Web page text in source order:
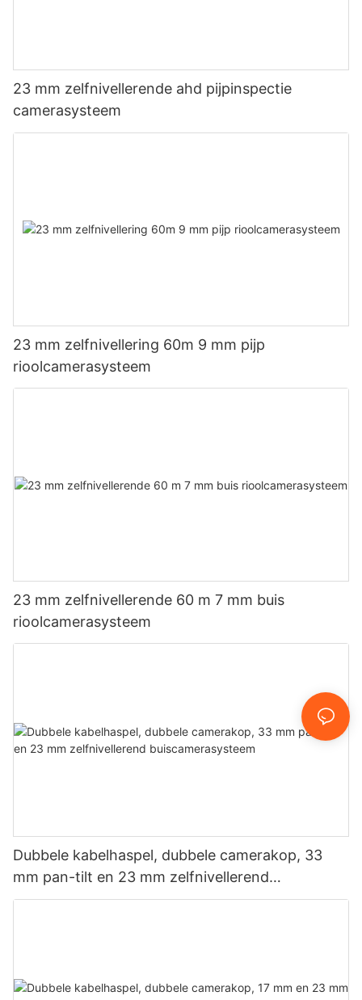
23 mm zelfnivellerende ahd pijpinspectie
camerasysteem
23 mm zelfnivellering 60m 9 mm pijp
rioolcamerasysteem
23 mm zelfnivellerende 60 m 7 mm buis
rioolcamerasysteem
Dubbele kabelhaspel, dubbele camerakop, 33
mm pan-tilt en 23 mm zelfnivellerend
buiscamerasysteem